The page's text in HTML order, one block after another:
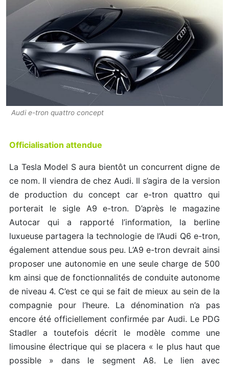
Audi e-tron quattro concept
Officialisation attendue
La Tesla Model S aura bientôt un concurrent digne de
ce nom. Il viendra de chez Audi. Il s’agira de la version
de production du concept car e-tron quattro qui
porterait le sigle A9 e-tron. D’après le magazine
Autocar qui a rapporté l’information, la berline
luxueuse partagera la technologie de l’Audi Q6 e-tron,
également attendue sous peu. L’A9 e-tron devrait ainsi
proposer une autonomie en une seule charge de 500
km ainsi que de fonctionnalités de conduite autonome
de niveau 4. C’est ce qui se fait de mieux au sein de la
compagnie pour l’heure. La dénomination n’a pas
encore été officiellement confirmée par Audi. Le PDG
Stadler a toutefois décrit le modèle comme une
limousine électrique qui se placera « le plus haut que
possible » dans le segment A8. Le lien avec